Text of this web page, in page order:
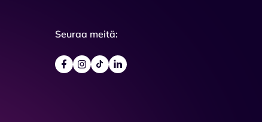
Seuraa meitä: